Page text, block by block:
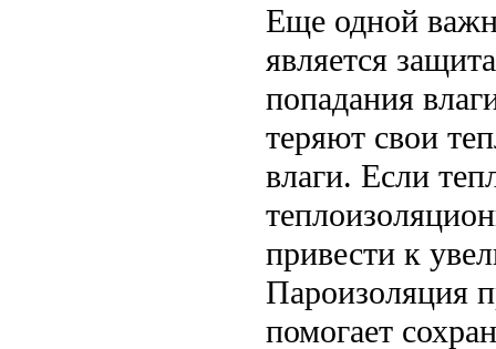
Еще одной
является
попадания
теряют свои
влаги. Если
привести к
Пароизоляция
помогает